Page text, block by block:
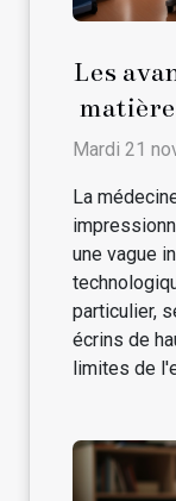
Les
Mardi 21
La
une vague
particulier,
écrins de
limites de